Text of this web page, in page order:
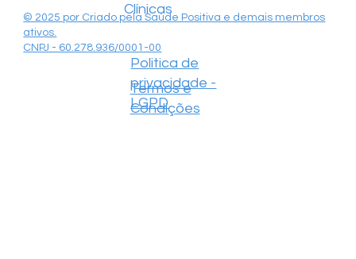
© 2025 por Criado pela Saúde Positiva e demais membros
ativos.
CNPJ - 60.278.936/0001-00
Clínicas
Termos e
Condições
Politica de
privacidade -
LGPD